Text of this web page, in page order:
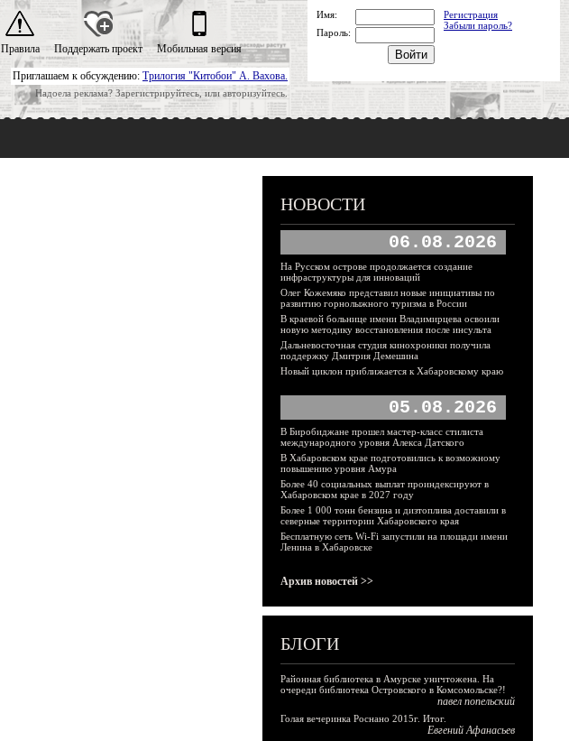
Приглашаем к обсуждению: Трилогия "Китобои" А. Вахова.
Надоела реклама? Зарегистрируйтесь, или авторизуйтесь.
Правила Поддержать проект Мобильная версия
Имя:
Регистрация
Забыли пароль?
Пароль:
НОВОСТИ
06.08.2026
На Русском острове продолжается создание
инфраструктуры для инноваций
Олег Кожемяко представил новые инициативы по
развитию горнолыжного туризма в России
В краевой больнице имени Владимирцева освоили
новую методику восстановления после инсульта
Дальневосточная студия кинохроники получила
поддержку Дмитрия Демешина
Новый циклон приближается к Хабаровскому краю
05.08.2026
В Биробиджане прошел мастер-класс стилиста
международного уровня Алекса Датского
В Хабаровском крае подготовились к возможному
повышению уровня Амура
Более 40 социальных выплат проиндексируют в
Хабаровском крае в 2027 году
Более 1 000 тонн бензина и дизтоплива доставили в
северные территории Хабаровского края
Бесплатную сеть Wi-Fi запустили на площади имени
Ленина в Хабаровске
Архив новостей >>
БЛОГИ
Районная библиотека в Амурске уничтожена. На
очереди библиотека Островского в Комсомольске?!
павел попельский
Голая вечеринка Роснано 2015г. Итог.
Евгений Афанасьев